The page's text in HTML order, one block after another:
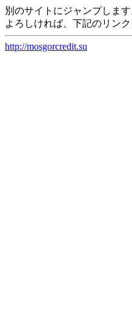
別のサイトにジャンプします
よろしければ、下記のリン
http://mosgorcredit.su